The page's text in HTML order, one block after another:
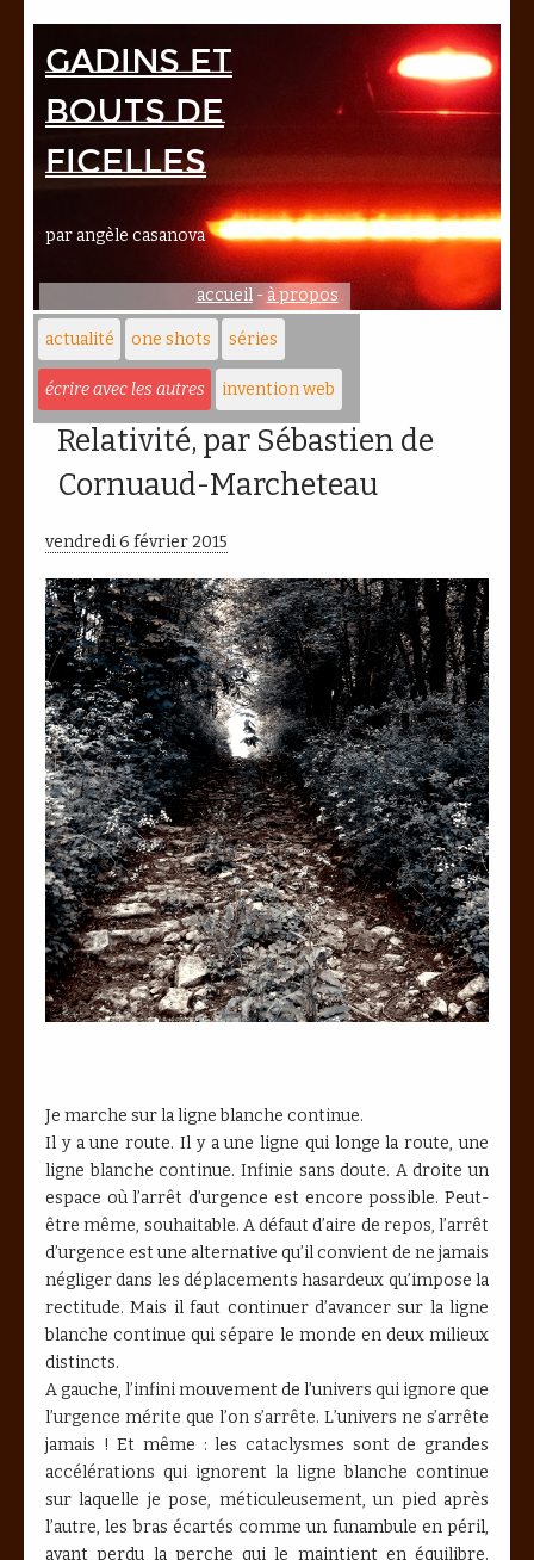
Gadins et
bouts de
ficelles
par angèle casanova
accueil-à propos
actualité one shots séries
écrire avec les autres invention web
Relativité, par Sébastien de
Cornuaud-Marcheteau
vendredi 6 février 2015
Je marche sur la ligne blanche continue.
Il y a une route. Il y a une ligne qui longe la route, une
ligne blanche continue. Infinie sans doute. A droite un
espace où l’arrêt d’urgence est encore possible. Peut-
être même, souhaitable. A défaut d’aire de repos, l’arrêt
d’urgence est une alternative qu’il convient de ne jamais
négliger dans les déplacements hasardeux qu’impose la
rectitude. Mais il faut continuer d’avancer sur la ligne
blanche continue qui sépare le monde en deux milieux
distincts.
A gauche, l’infini mouvement de l’univers qui ignore que
l’urgence mérite que l’on s’arrête. L’univers ne s’arrête
jamais ! Et même : les cataclysmes sont de grandes
accélérations qui ignorent la ligne blanche continue
sur laquelle je pose, méticuleusement, un pied après
l’autre, les bras écartés comme un funambule en péril,
ayant perdu la perche qui le maintient en équilibre.